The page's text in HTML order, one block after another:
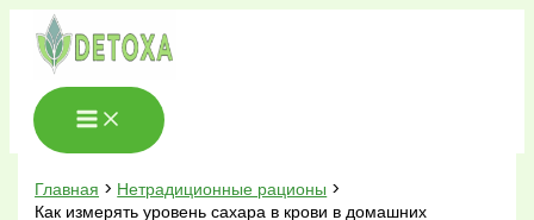
Перейти
содержимому
Главная
Нетрадиционные рационы
Как измерять уровень сахара в крови в домашних